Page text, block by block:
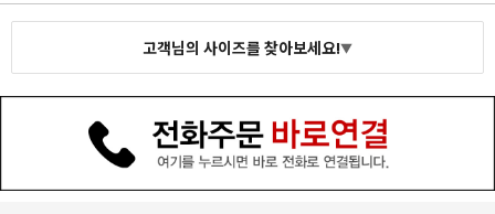
고객님의 사이즈를 찾아보세요!▼